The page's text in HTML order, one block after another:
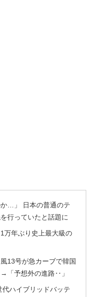
…」 日本の普通のテ
行っていたと話題に
万年ぶり史上最大級の
13号が急カーブで韓国
「予想外の進路‥」
ハイブリッドバッテ